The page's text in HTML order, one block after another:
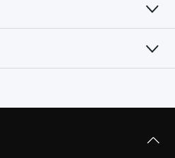
semplice e